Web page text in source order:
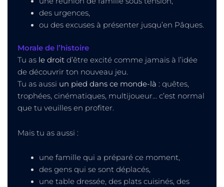
des urgences,
ou des excuses à présenter jusqu’en Pâques.
Morale de l’histoire
Tu as le droitd’être excité comme jamais à l’idée
de découvrir ton nouveau jeu.
Tu as aussi un pied dans ce monde-là : quêtes,
trophées, cinématiques, multijoueur… c’est normal
que tu veuilles en profiter.
Mais tu as aussi :
une famille qui a préparé ce moment,
des gens qui se sont déplacés,
une table dressée, des plats cuisinés, des